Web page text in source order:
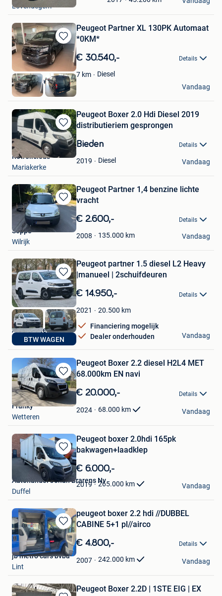
Favorieten
Lovendegem
Bewaren
in
Mijn
Favorieten
Peugeot Partner XL 130PK Automaat
*0KM*
€ 30.540,- Details
7 km
Diesel
Groep Verellen
Geel
Vandaag
Bewaren
in
Mijn
Favorieten
Peugeot Boxer 2.0 Hdi Diesel 2019
distributieriem gesprongen
Bieden Details
2019 Diesel
Retrolicious
Mariakerke
Vandaag
Bewaren
in
Mijn
Favorieten
Peugeot Partner 1,4 benzine lichte
vracht
€ 2.600,- Details
2008 135.000 km
Seppe
Wilrijk
Vandaag
Bewaren
in
Mijn
Favorieten
BTW WAGEN
Peugeot partner 1.5 diesel L2 Heavy
|manueel | 2schuifdeuren
€ 14.950,- Details
2021 20.500 km
Financiering mogelijk
Dealer onderhouden
Autohandel Decock
Ieper
Vandaag
Bewaren
in
Mijn
Favorieten
Peugeot Boxer 2.2 diesel H2L4 MET
68.000km EN navi
€ 20.000,- Details
2024 68.000 km
Franky
Wetteren
Vandaag
Bewaren
in
Mijn
Favorieten
Peugeot boxer 2.0hdi 165pk
bakwagen+laadklep
€ 6.000,-
2019 265.000 km
Autohandel Johan Brarens Nv
Duffel
Vandaag
Bewaren
in
Mijn
Favorieten
peugeot boxer 2.2 hdi //DUBBEL
CABINE 5+1 pl//airco
€ 4.800,- Details
2007 242.000 km
jb metro cars bvba
Lint
Vandaag
Peugeot Boxer 2.2D | 1STE EIG | EX